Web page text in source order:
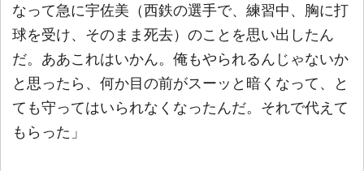
なって急に宇佐美（西鉄の選手で、練習中、胸に打
球を受け、そのまま死去）のことを思い出したん
だ。ああこれはいかん。俺もやられるんじゃないか
と思ったら、何か目の前がスーッと暗くなって、と
ても守ってはいられなくなったんだ。それで代えて
もらった」